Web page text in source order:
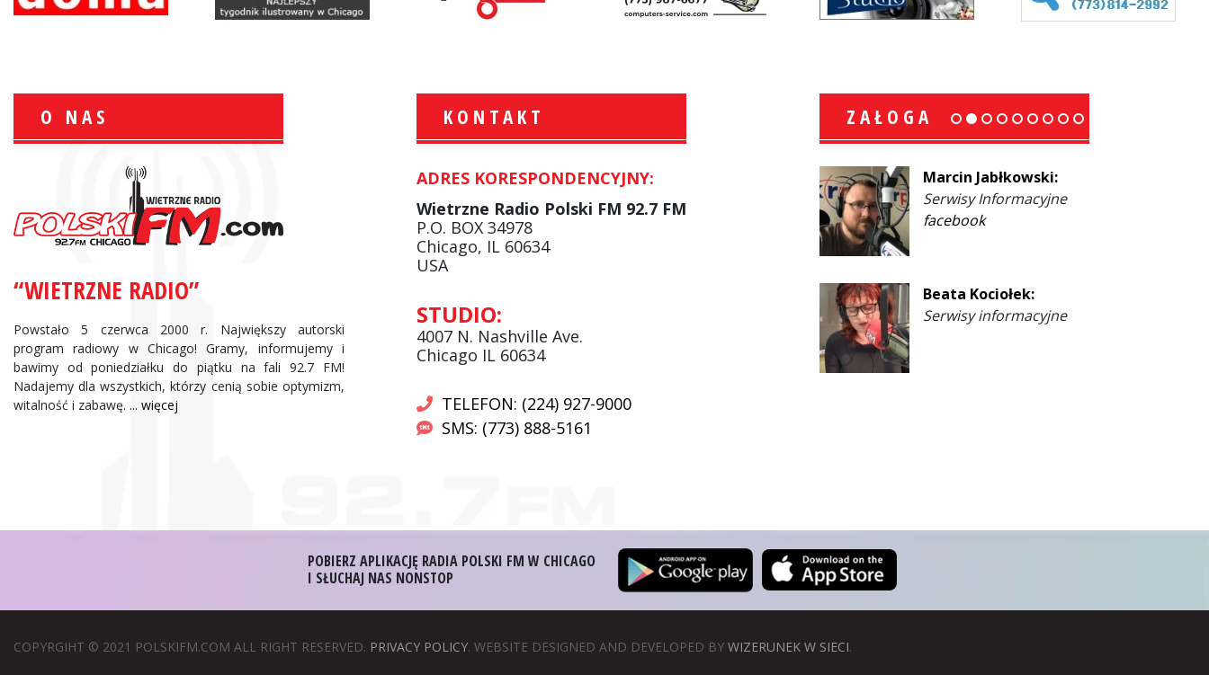
O NAS
“WIETRZNE RADIO”
Powstało 5 czerwca 2000 r. Największy autorski
program radiowy w Chicago! Gramy, informujemy i
bawimy od poniedziałku do piątku na fali 92.7 FM!
Nadajemy dla wszystkich, którzy cenią sobie optymizm,
witalność i zabawę. ... więcej
KONTAKT
ADRES KORESPONDENCYJNY:
Wietrzne Radio Polski FM 92.7 FM
P.O. BOX 34978
Chicago, IL 60634
USA
STUDIO:
4007 N. Nashville Ave.
Chicago IL 60634
TELEFON: (224) 927-9000
SMS: (773) 888-5161
ZAŁOGA
Informacje Giełdowe
Krzysztof Wawer:
Komentator
facebook
Marcin Jabłkowski:
Serwisy Informacyjne
facebook
Beata Kociołek:
Serwisy informacyjne
POBIERZ APLIKACJĘ RADIA POLSKI FM W CHICAGO
I SŁUCHAJ NAS NONSTOP
COPYRGIHT © 2021 POLSKIFM.COM ALL RIGHT RESERVED. PRIVACY POLICY. WEBSITE DESIGNED AND DEVELOPED BY WIZERUNEK W SIECI.